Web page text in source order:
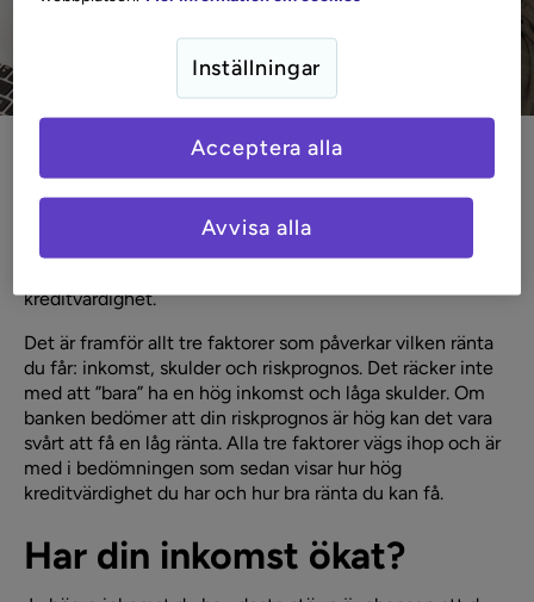
Privatlån
Vill du ha lägre ränta på dinaprivatlån? Det är du inte
ensam om. Men för att en lägre ränta ska kunna bli
verklighet behöver du uppfylla vissa kriterier. Här listar vi
kreditvärdighet.
Det är framför allt tre faktorer som påverkar vilken ränta
du får: inkomst, skulder och riskprognos. Det räcker inte
med att ”bara” ha en hög inkomst och låga skulder. Om
banken bedömer att din riskprognos är hög kan det vara
svårt att få en låg ränta. Alla tre faktorer vägs ihop och är
med i bedömningen som sedan visar hur hög
kreditvärdighet du har och hur bra ränta du kan få.
Har din inkomst ökat?
Inställningar
Avvisa alla
Acceptera alla